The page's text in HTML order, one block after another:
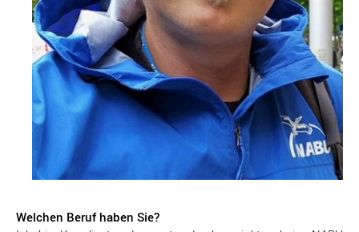
Welchen Beruf haben Sie?